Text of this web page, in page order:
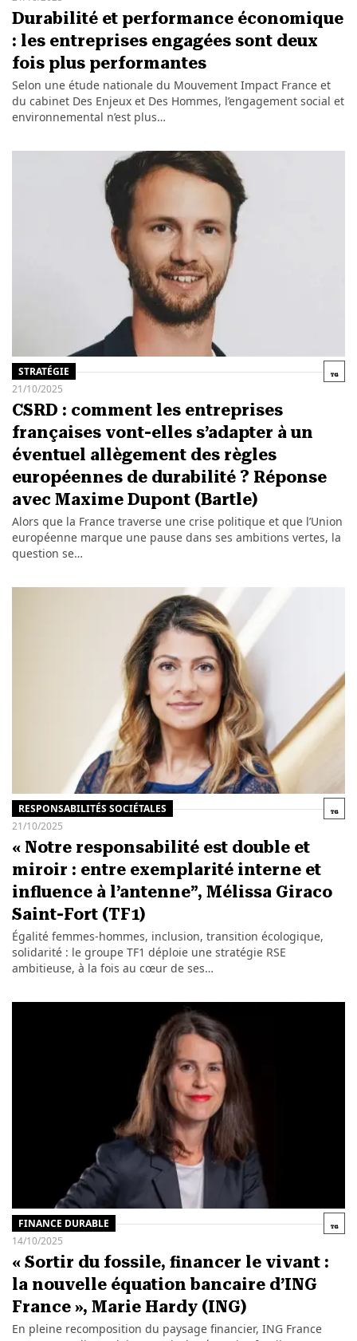
Durabilité et performance économique
: les entreprises engagées sont deux
fois plus performantes
Selon une étude nationale du Mouvement Impact France et
du cabinet Des Enjeux et Des Hommes, l’engagement social et
environnemental n’est plus…
STRATÉGIE
21/10/2025
CSRD : comment les entreprises
françaises vont-elles s’adapter à un
éventuel allègement des règles
européennes de durabilité ? Réponse
avec Maxime Dupont (Bartle)
Alors que la France traverse une crise politique et que l’Union
européenne marque une pause dans ses ambitions vertes, la
question se…
RESPONSABILITÉS SOCIÉTALES
21/10/2025
« Notre responsabilité est double et
miroir : entre exemplarité interne et
influence à l’antenne”, Mélissa Giraco
Saint-Fort (TF1)
Égalité femmes-hommes, inclusion, transition écologique,
solidarité : le groupe TF1 déploie une stratégie RSE
ambitieuse, à la fois au cœur de ses…
FINANCE DURABLE
14/10/2025
« Sortir du fossile, financer le vivant :
la nouvelle équation bancaire d’ING
France », Marie Hardy (ING)
En pleine recomposition du paysage financier, ING France